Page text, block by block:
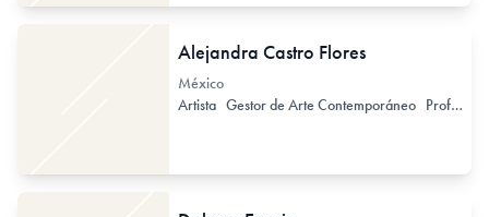
Alejandra Castro Flores
México
Artista Gestor de Arte Contemporáneo Profesor / Docente no formal